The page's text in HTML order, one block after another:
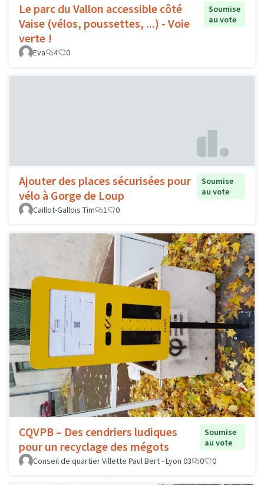
Le parc du Vallon accessible côté
Vaise (vélos, poussettes, ...) - Voie
verte !
Soumise
au vote
Eva 4 0
Ajouter des places sécurisées pour
vélo à Gorge de Loup
Soumise
au vote
Caillot-Gallois Tim
1 0
CQVPB – Des cendriers ludiques
pour un recyclage des mégots
Soumise
au vote
Conseil de quartier Villette Paul Bert - Lyon 03
0 0